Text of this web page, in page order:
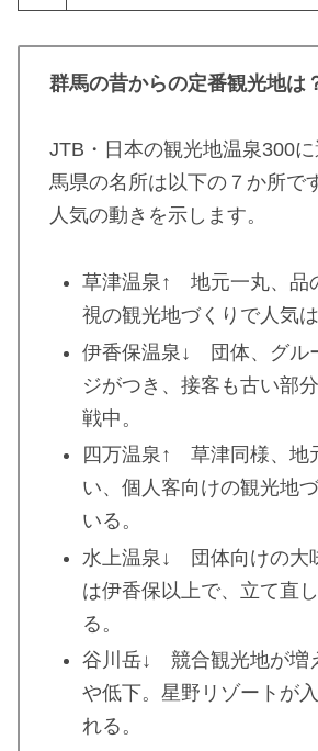
群馬の昔からの定番観光地は
JTB・日本の観光地温泉300
馬県の名所は以下の７か所で
人気の動きを示します。
草津温泉↑ 地元一丸、品
視の観光地づくりで人気は
伊香保温泉↓ 団体、グル
ジがつき、接客も古い部
戦中。
四万温泉↑ 草津同様、地
い、個人客向けの観光地
いる。
水上温泉↓ 団体向けの大
は伊香保以上で、立て直
る。
谷川岳↓ 競合観光地が増
や低下。星野リゾートが
れる。